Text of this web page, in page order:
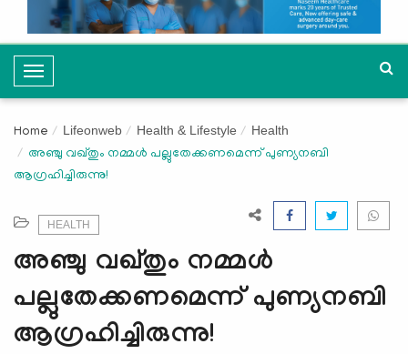
T
o
g
l
e
v
i
g
a
t
Home Lifeonweb Health & Lifestyle Health
അഞ്ചു വഖ്തും നമ്മള്‍ പല്ലുതേക്കണമെന്ന് പുണ്യനബി
ആഗ്രഹിച്ചിരുന്നു!
HEALTH
അഞ്ചു വഖ്തും നമ്മള്‍
പല്ലുതേക്കണമെന്ന് പുണ്യനബി
ആഗ്രഹിച്ചിരുന്നു!